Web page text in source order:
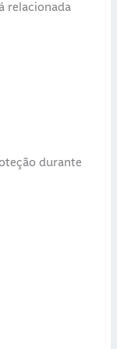
relacionada
durante